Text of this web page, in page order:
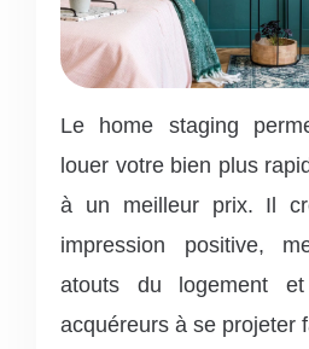
Le home staging
louer votre bien plus
à un meilleur prix. Il
impression positive,
atouts du logement
acquéreurs à se projeter